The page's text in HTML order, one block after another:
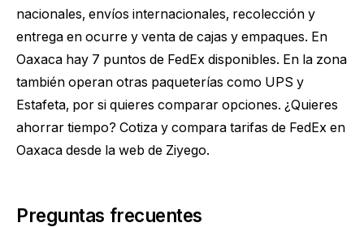
nacionales, envíos internacionales, recolección y
entrega en ocurre y venta de cajas y empaques. En
Oaxaca hay 7 puntos de FedEx disponibles. En la zona
también operan otras paqueterías como UPS y
Estafeta, por si quieres comparar opciones. ¿Quieres
ahorrar tiempo? Cotiza y compara tarifas de FedEx en
Oaxaca desde la web de Ziyego.
Preguntas frecuentes